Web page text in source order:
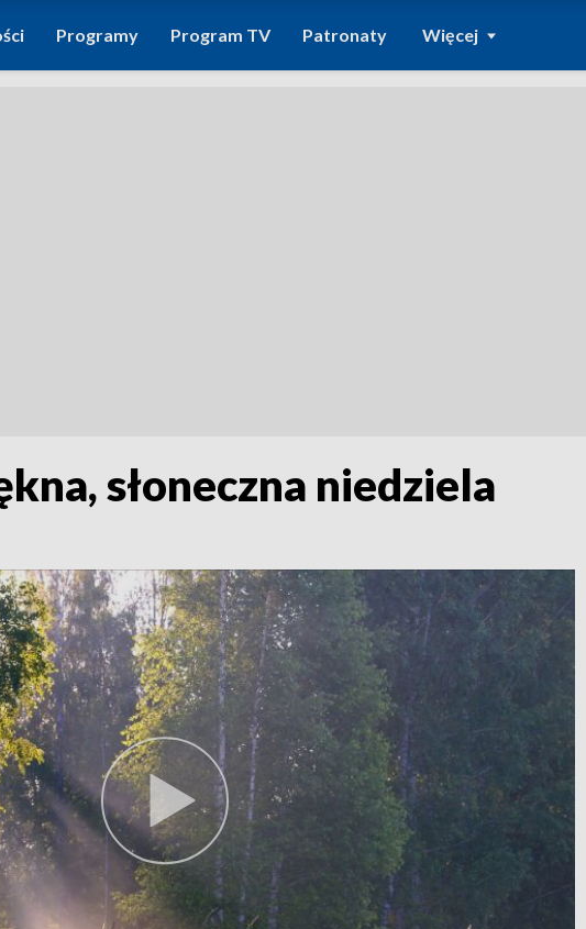
Programy Program TV Patronaty Więcej
słoneczna niedziela